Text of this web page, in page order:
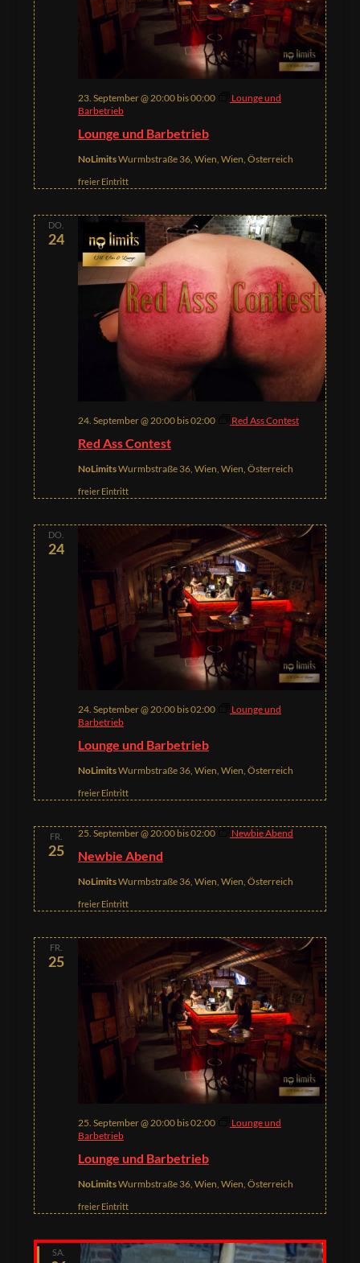
Lounge und Barbetrieb
23. September @ 20:00bis00:00
Lounge und
Barbetrieb
NoLimitsWurmbstraße 36, Wien, Wien, Österreich
freier Eintritt
DO.
24
Red Ass Contest
24. September @ 20:00bis02:00 Red Ass Contest
NoLimitsWurmbstraße 36, Wien, Wien, Österreich
freier Eintritt
DO.
24
Lounge und Barbetrieb
24. September @ 20:00bis02:00
Lounge und
Barbetrieb
NoLimitsWurmbstraße 36, Wien, Wien, Österreich
freier Eintritt
FR.
25 Newbie Abend
25. September @ 20:00bis02:00 Newbie Abend
NoLimitsWurmbstraße 36, Wien, Wien, Österreich
freier Eintritt
FR.
25
Lounge und Barbetrieb
25. September @ 20:00bis02:00
Lounge und
Barbetrieb
NoLimitsWurmbstraße 36, Wien, Wien, Österreich
freier Eintritt
SA.